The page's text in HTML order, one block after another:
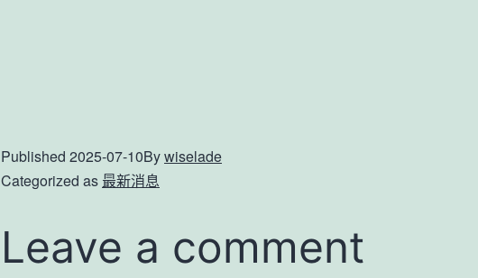
Published 2025-07-10Bywiselade
Categorized as 最新消息
Leave a comment